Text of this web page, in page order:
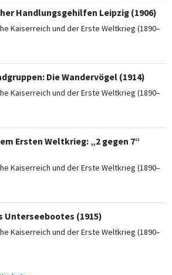
Handlungsgehilfen Leipzig (1906)
Kaiserreich und der Erste Weltkrieg (1890–
Die Wandervögel (1914)
Kaiserreich und der Erste Weltkrieg (1890–
Ersten Weltkrieg: „2 gegen 7“
Kaiserreich und der Erste Weltkrieg (1890–
Unterseebootes (1915)
Kaiserreich und der Erste Weltkrieg (1890–